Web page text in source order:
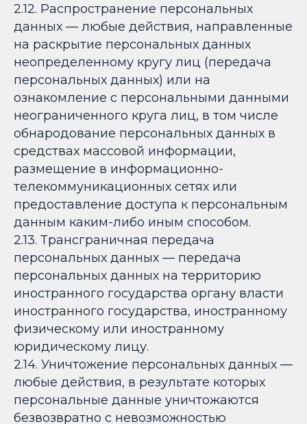
2.12. Распространение персональных
данных — любые действия, направленные
на раскрытие персональных данных
неопределенному кругу лиц (передача
персональных данных) или на
ознакомление с персональными данными
неограниченного круга лиц, в том числе
обнародование персональных данных в
средствах массовой информации,
размещение в информационно-
телекоммуникационных сетях или
предоставление доступа к персональным
данным каким-либо иным способом.
2.13. Трансграничная передача
персональных данных — передача
персональных данных на территорию
иностранного государства органу власти
иностранного государства, иностранному
физическому или иностранному
юридическому лицу.
2.14. Уничтожение персональных данных —
любые действия, в результате которых
персональные данные уничтожаются
безвозвратно с невозможностью